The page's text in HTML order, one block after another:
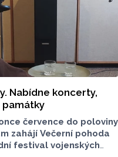
Nabídne koncerty,
července do poloviny
zahájí Večerní pohoda
festival vojenských